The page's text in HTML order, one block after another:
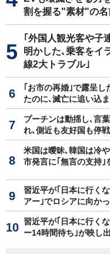
割を握る"素材"の名
｢外国人観光客や子
明かした､乗客をイ
線2大トラブル｣
｢お市の再婚｣で露呈
たのに､滅亡に追い込
プーチンは動揺し､言
れ､側近も友好国も停
米国は曖昧､韓国は冷
市発言に｢無言の支持｣
習近平が｢日本に行く
アー｣でロシアに向か
習近平が｢日本に行く
ー14時間待ち｣が映し